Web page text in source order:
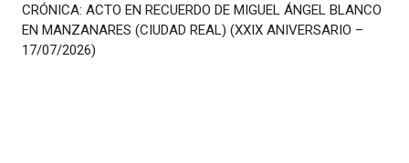
CRÓNICA: ACTO EN RECUERDO DE MIGUEL ÁNGEL BLANCO
EN MANZANARES (CIUDAD REAL) (XXIX ANIVERSARIO –
17/07/2026)